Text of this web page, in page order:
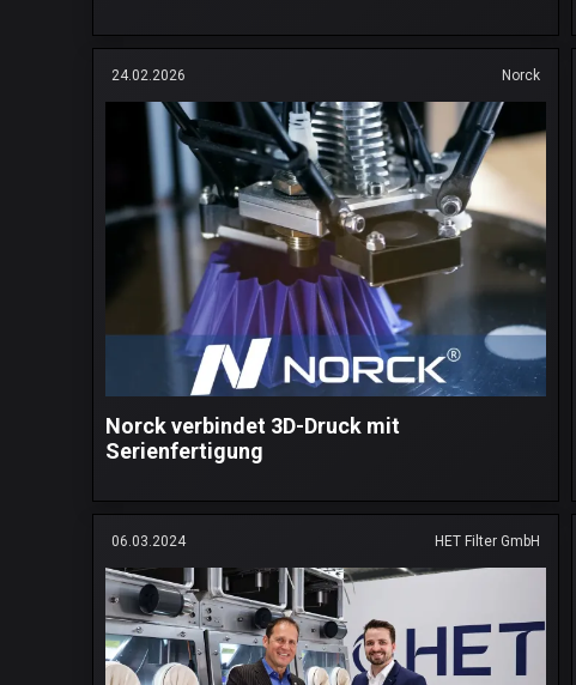
24.02.2026 Norck
Norck verbindet 3D-Druck mit
Serienfertigung
06.03.2024 HET Filter GmbH